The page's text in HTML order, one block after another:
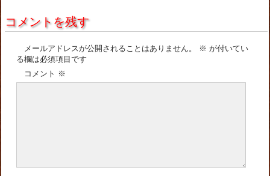
コメントを残す
メールアドレスが公開されることはありません。 ※ が付いてい
る欄は必須項目です
コメント ※